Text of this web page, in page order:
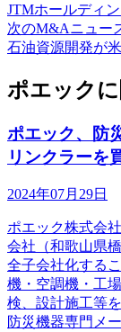
JTMホールディ
次のM&Aニュー
石油資源開発が
ポエック
ポエック、防
リンクラーを
2024年07月29日
ポエック株式会
会社（和歌山県
全子会社化する
機・空調機・工
検、設計施工等
防災機器専門メ